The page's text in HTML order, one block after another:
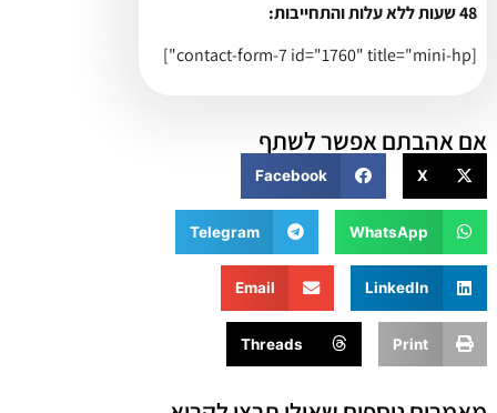
48 שעות ללא עלות והתחייבות:
[contact-form-7 id="1760" title="mini-hp"]
אם אהבתם אפשר לשתף
X
Facebook
WhatsApp
Telegram
LinkedIn
Email
Print
Threads